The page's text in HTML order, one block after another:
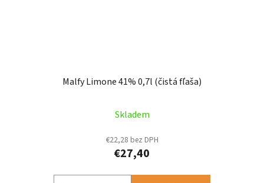
Malfy Limone 41% 0,7l (čistá fľaša)
Skladem
€22,28 bez DPH
€27,40